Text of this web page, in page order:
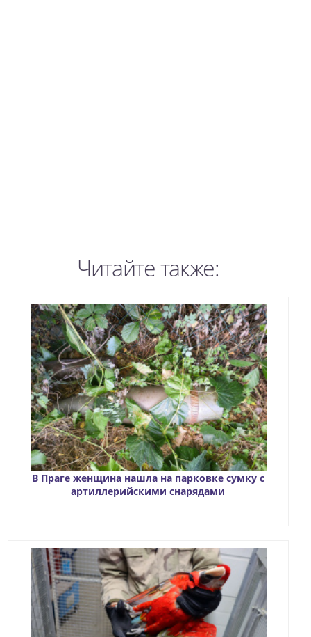
Читайте также:
В Праге женщина нашла на парковке сумку с
артиллерийскими снарядами